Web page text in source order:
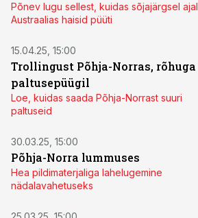
Põnev lugu sellest, kuidas sõjajärgsel ajal
Austraalias haisid püüti
15.04.25, 15:00
Trollingust Põhja-Norras, rõhuga
paltusepüügil
Loe, kuidas saada Põhja-Norrast suuri
paltuseid
30.03.25, 15:00
Põhja-Norra lummuses
Hea pildimaterjaliga lahelugemine
nädalavahetuseks